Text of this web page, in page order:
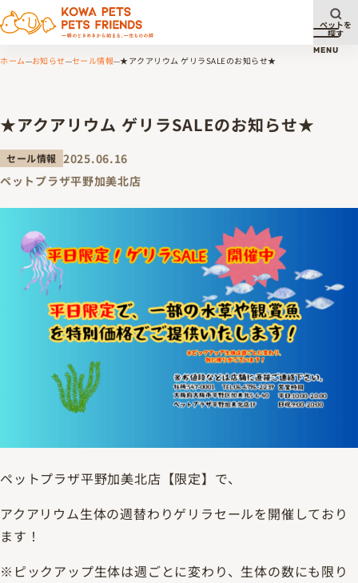
メニ
MENU
ペットを
探す
ホーム お知らせ セール情報 ★アクアリウム ゲリラSALEのお知らせ★
★アクアリウム ゲリラSALEのお知らせ★
セール情報 2025.06.16
ペットプラザ平野加美北店
ペットプラザ平野加美北店【限定】で、
アクアリウム生体の週替わりゲリラセールを開催しており
ます！
※ピックアップ生体は週ごとに変わり、生体の数にも限り